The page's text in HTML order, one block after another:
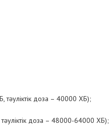
тәуліктік доза – 40000 ХБ);
доза – 48000-64000 ХБ);